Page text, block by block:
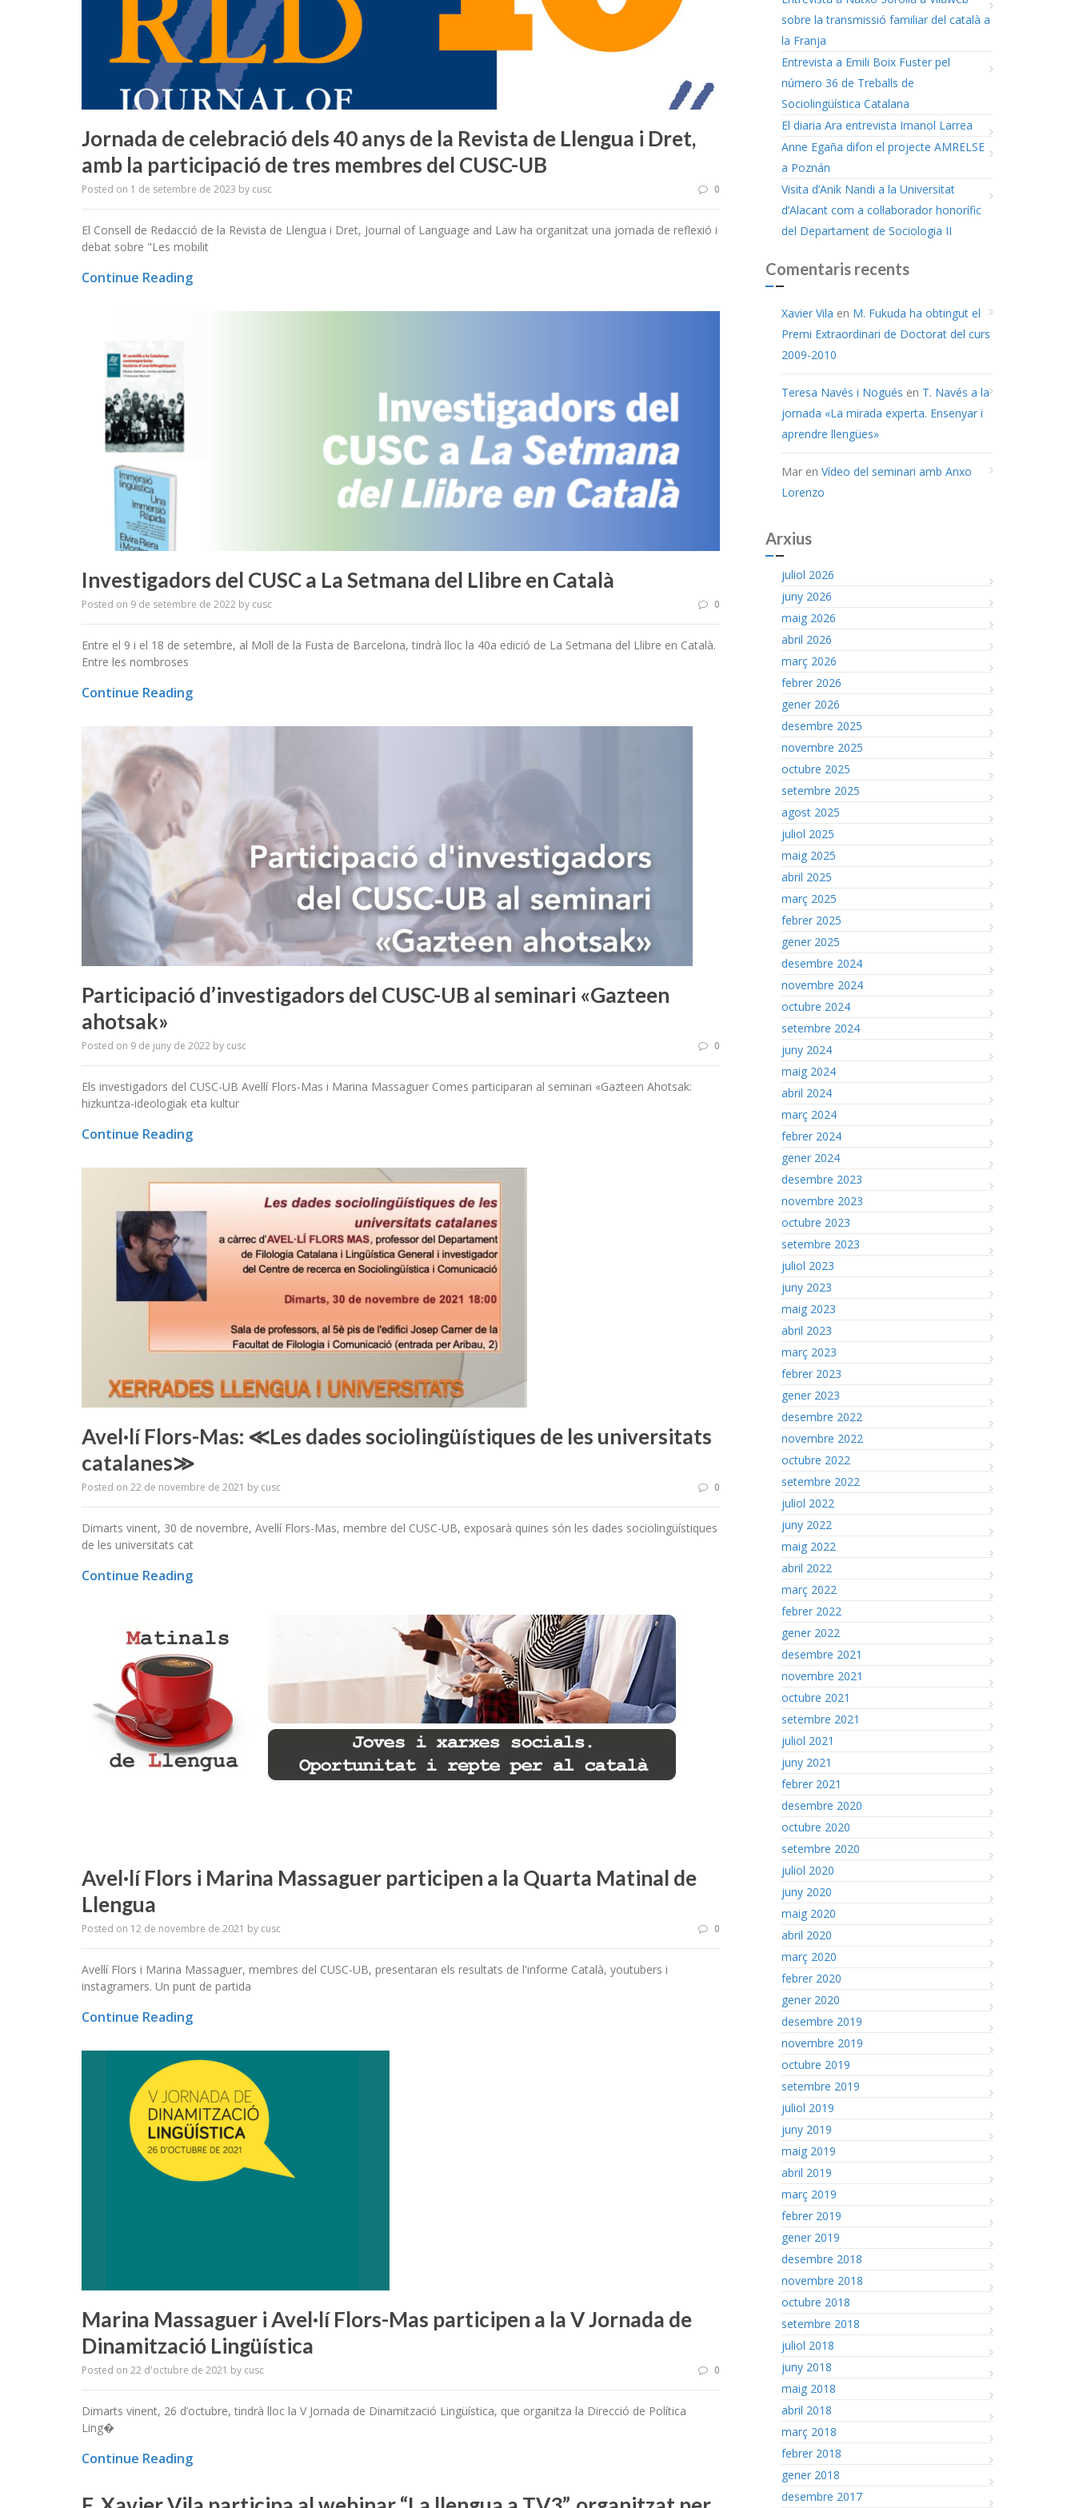
Jornada de celebració dels 40 anys de la Revista de Llengua i Dret,
amb la participació de tres membres del CUSC-UB
Posted on 1 de setembre de 2023 by cusc 0
El Consell de Redacció de la Revista de Llengua i Dret, Journal of Language and Law ha organitzat una jornada de reflexió i
debat sobre "Les mobilit
Continue Reading
Investigadors del CUSC a La Setmana del Llibre en Català
Posted on 9 de setembre de 2022 by cusc 0
Entre el 9 i el 18 de setembre, al Moll de la Fusta de Barcelona, tindrà lloc la 40a edició de La Setmana del Llibre en Català.
Entre les nombroses
Continue Reading
Participació d’investigadors del CUSC-UB al seminari «Gazteen
ahotsak»
Posted on 9 de juny de 2022 by cusc 0
Els investigadors del CUSC-UB Avel·lí Flors-Mas i Marina Massaguer Comes participaran al seminari «Gazteen Ahotsak:
hizkuntza-ideologiak eta kultur
Continue Reading
Avel·lí Flors-Mas: ≪Les dades sociolingüístiques de les universitats
catalanes≫
Posted on 22 de novembre de 2021 by cusc 0
Dimarts vinent, 30 de novembre, Avel·lí Flors-Mas, membre del CUSC-UB, exposarà quines són les dades sociolingüístiques
de les universitats cat
Continue Reading
Avel·lí Flors i Marina Massaguer participen a la Quarta Matinal de
Llengua
Posted on 12 de novembre de 2021 by cusc 0
Avel·lí Flors i Marina Massaguer, membres del CUSC-UB, presentaran els resultats de l'informe Català, youtubers i
instagramers. Un punt de partida
Continue Reading
Marina Massaguer i Avel·lí Flors-Mas participen a la V Jornada de
Dinamització Lingüística
Posted on 22 d'octubre de 2021 by cusc 0
Dimarts vinent, 26 d’octubre, tindrà lloc la V Jornada de Dinamització Lingüística, que organitza la Direcció de Política
Ling�
Continue Reading
sobre la transmissió familiar del català a
la Franja
Entrevista a Emili Boix Fuster pel
número 36 de Treballs de
Sociolingüística Catalana
El diaria Ara entrevista Imanol Larrea
Anne Egaña difon el projecte AMRELSE
a Poznán
Visita d’Anik Nandi a la Universitat
d’Alacant com a col·laborador honorífic
del Departament de Sociologia II
Comentaris recents
Xavier Vila en M. Fukuda ha obtingut el
Premi Extraordinari de Doctorat del curs
2009-2010
Teresa Navés i Nogués en T. Navés a la
jornada «La mirada experta. Ensenyar i
aprendre llengües»
Mar en Vídeo del seminari amb Anxo
Lorenzo
Arxius
juliol 2026
juny 2026
maig 2026
abril 2026
març 2026
febrer 2026
gener 2026
desembre 2025
novembre 2025
octubre 2025
setembre 2025
agost 2025
juliol 2025
maig 2025
abril 2025
març 2025
febrer 2025
gener 2025
desembre 2024
novembre 2024
octubre 2024
setembre 2024
juny 2024
maig 2024
abril 2024
març 2024
febrer 2024
gener 2024
desembre 2023
novembre 2023
octubre 2023
setembre 2023
juliol 2023
juny 2023
maig 2023
abril 2023
març 2023
febrer 2023
gener 2023
desembre 2022
novembre 2022
octubre 2022
setembre 2022
juliol 2022
juny 2022
maig 2022
abril 2022
març 2022
febrer 2022
gener 2022
desembre 2021
novembre 2021
octubre 2021
setembre 2021
juliol 2021
juny 2021
febrer 2021
desembre 2020
octubre 2020
setembre 2020
juliol 2020
juny 2020
maig 2020
abril 2020
març 2020
febrer 2020
gener 2020
desembre 2019
novembre 2019
octubre 2019
setembre 2019
juliol 2019
juny 2019
maig 2019
abril 2019
març 2019
febrer 2019
gener 2019
desembre 2018
novembre 2018
octubre 2018
setembre 2018
juliol 2018
juny 2018
maig 2018
abril 2018
març 2018
febrer 2018
gener 2018
desembre 2017